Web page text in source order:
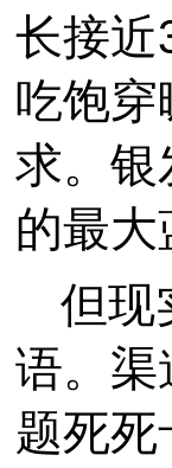
长接近
吃饱
求。银
的最大
但现
语。渠
题死